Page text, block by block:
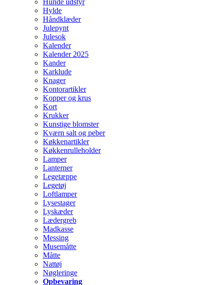
Hunde udstyr
Hylde
Håndklæder
Julepynt
Julesok
Kalender
Kalender 2025
Kander
Karklude
Knager
Kontorartikler
Kopper og krus
Kort
Krukker
Kunstige blomster
Kværn salt og peber
Køkkenartikler
Køkkenrulleholder
Lamper
Lanterner
Legetæppe
Legetøj
Loftlamper
Lysestager
Lyskæder
Lædergreb
Madkasse
Messing
Musemåtte
Måtte
Nattøj
Nøgleringe
Opbevaring